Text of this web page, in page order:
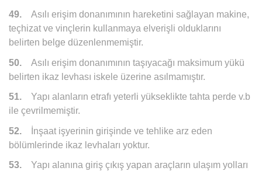
49. Asılı erişim donanımının hareketini sağlayan makine,
teçhizat ve vinçlerin kullanmaya elverişli olduklarını
belirten belge düzenlenmemiştir.
50. Asılı erişim donanımının taşıyacağı maksimum yükü
belirten ikaz levhası iskele üzerine asılmamıştır.
51. Yapı alanların etrafı yeterli yükseklikte tahta perde v.b
ile çevrilmemiştir.
52.
İnşaat işyerinin girişinde ve tehlike arz eden
bölümlerinde ikaz levhaları yoktur.
53. Yapı alanına giriş çıkış yapan araçların ulaşım yolları